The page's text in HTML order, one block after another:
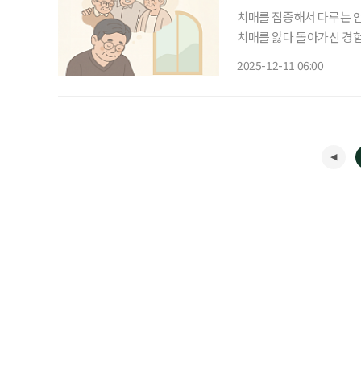
치매를 집중해서 다루는 언론사에서
치매를 앓다 돌아가신 경
2025-12-11 06:00